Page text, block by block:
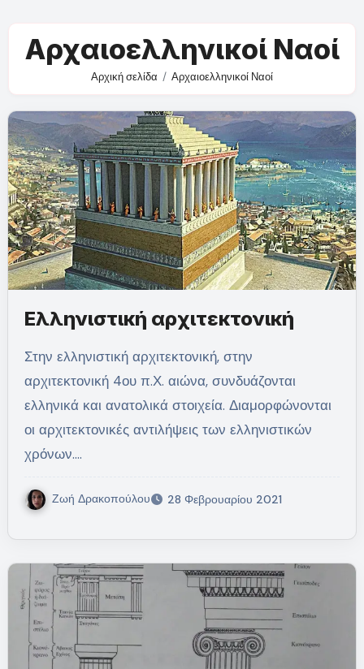
Αρχαιοελληνικοί Ναοί
Αρχική σελίδα Αρχαιοελληνικοί Ναοί
Ελληνιστική αρχιτεκτονική
Στην ελληνιστική αρχιτεκτονική, στην
αρχιτεκτονική 4ου π.Χ. αιώνα, συνδυάζονται
ελληνικά και ανατολικά στοιχεία. Διαμορφώνονται
οι αρχιτεκτονικές αντιλήψεις των ελληνιστικών
χρόνων.…
Ζωή Δρακοπούλου 28 Φεβρουαρίου 2021